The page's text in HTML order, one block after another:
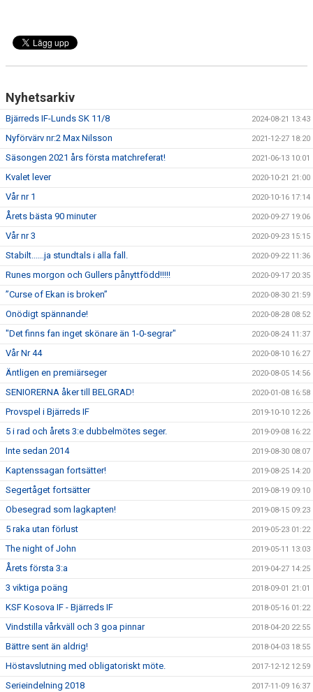
Nyhetsarkiv
Bjärreds IF-Lunds SK 11/8 2024-08-21 13:43
Nyförvärv nr:2 Max Nilsson 2021-12-27 18:20
Säsongen 2021 års första matchreferat! 2021-06-13 10:01
Kvalet lever 2020-10-21 21:00
Vår nr 1 2020-10-16 17:14
Årets bästa 90 minuter 2020-09-27 19:06
Vår nr 3 2020-09-23 15:15
Stabilt......ja stundtals i alla fall. 2020-09-22 11:36
Runes morgon och Gullers pånyttfödd!!!!! 2020-09-17 20:35
”Curse of Ekan is broken” 2020-08-30 21:59
Onödigt spännande! 2020-08-28 08:52
"Det finns fan inget skönare än 1-0-segrar" 2020-08-24 11:37
Vår Nr 44 2020-08-10 16:27
Äntligen en premiärseger 2020-08-05 14:56
SENIORERNA åker till BELGRAD! 2020-01-08 16:58
Provspel i Bjärreds IF 2019-10-10 12:26
5 i rad och årets 3:e dubbelmötes seger. 2019-09-08 16:22
Inte sedan 2014 2019-08-30 08:07
Kaptenssagan fortsätter! 2019-08-25 14:20
Segertåget fortsätter 2019-08-19 09:10
Obesegrad som lagkapten! 2019-08-15 09:23
5 raka utan förlust 2019-05-23 01:22
The night of John 2019-05-11 13:03
Årets första 3:a 2019-04-27 14:25
3 viktiga poäng 2018-09-01 21:01
KSF Kosova IF - Bjärreds IF 2018-05-16 01:22
Vindstilla vårkväll och 3 goa pinnar 2018-04-20 22:55
Bättre sent än aldrig! 2018-04-03 18:55
Höstavslutning med obligatoriskt möte. 2017-12-12 12:59
Serieindelning 2018 2017-11-09 16:37